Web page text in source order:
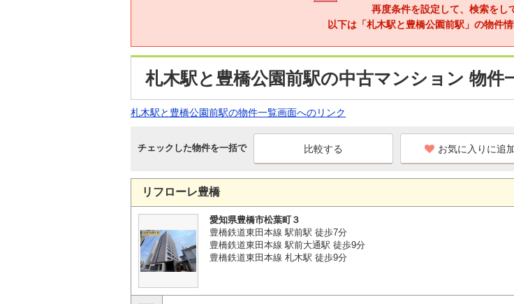
再度条件を設定して、検索をし
以下は「札木駅と豊橋公園前駅」の物件
札木駅と豊橋公園前駅の中古マンション 物件
札木駅と豊橋公園前駅の物件一覧画面へのリンク
チェックした物件を一括で お気に入りに追
リフローレ豊橋
愛知県豊橋市松葉町３
豊橋鉄道東田本線 駅前駅 徒歩7分
豊橋鉄道東田本線 駅前大通駅 徒歩9分
豊橋鉄道東田本線 札木駅 徒歩9分